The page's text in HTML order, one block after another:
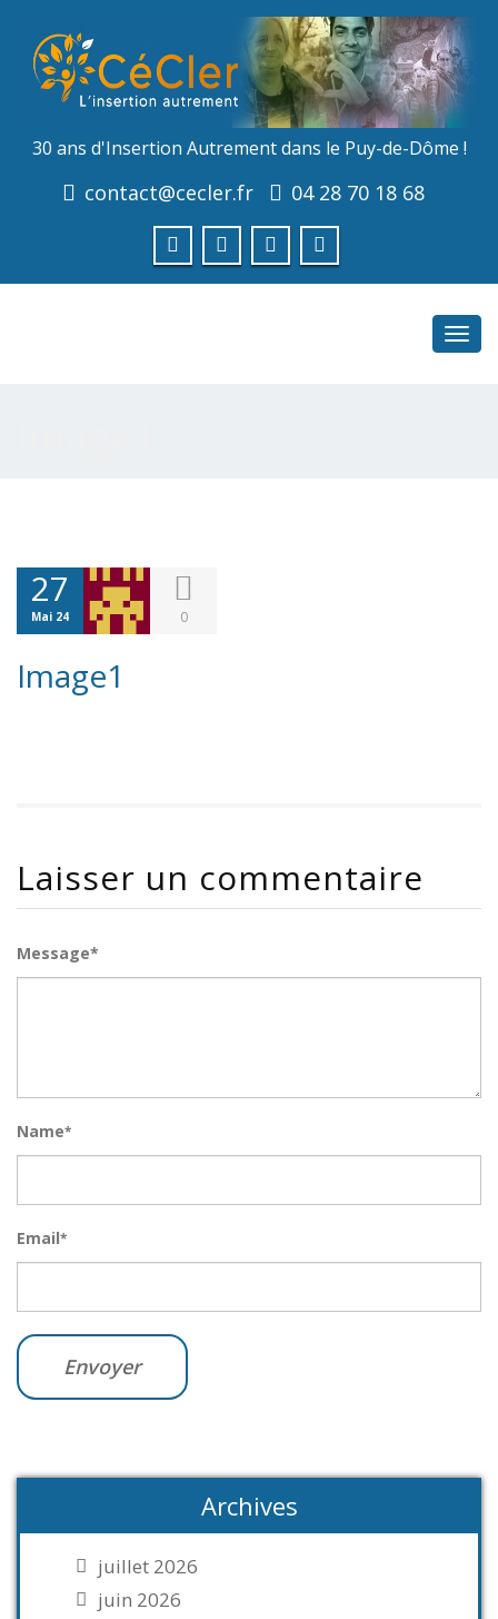
30 ans d'Insertion Autrement dans le Puy-de-Dôme !
contact@cecler.fr 04 28 70 18 68
27
Mai 24 0
Image1
Laisser un commentaire
Message*
Name*
Email*
Archives
juillet 2026
juin 2026